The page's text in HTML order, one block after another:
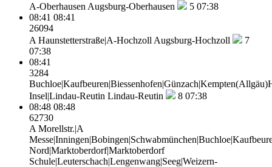
A-Oberhausen Augsburg-Oberhausen 5 07:38
08:41 08:41
26094
A Haunstetterstraße|A-Hochzoll Augsburg-Hochzoll
7
07:38
08:41
3284
Insel|Lindau-Reutin Lindau-Reutin 8 07:38
08:48 08:48
62730
A Morellstr.|A
Nord|Marktoberdorf|Marktoberdorf
Schule|Leuterschach|Lengenwang|Seeg|Weizern-